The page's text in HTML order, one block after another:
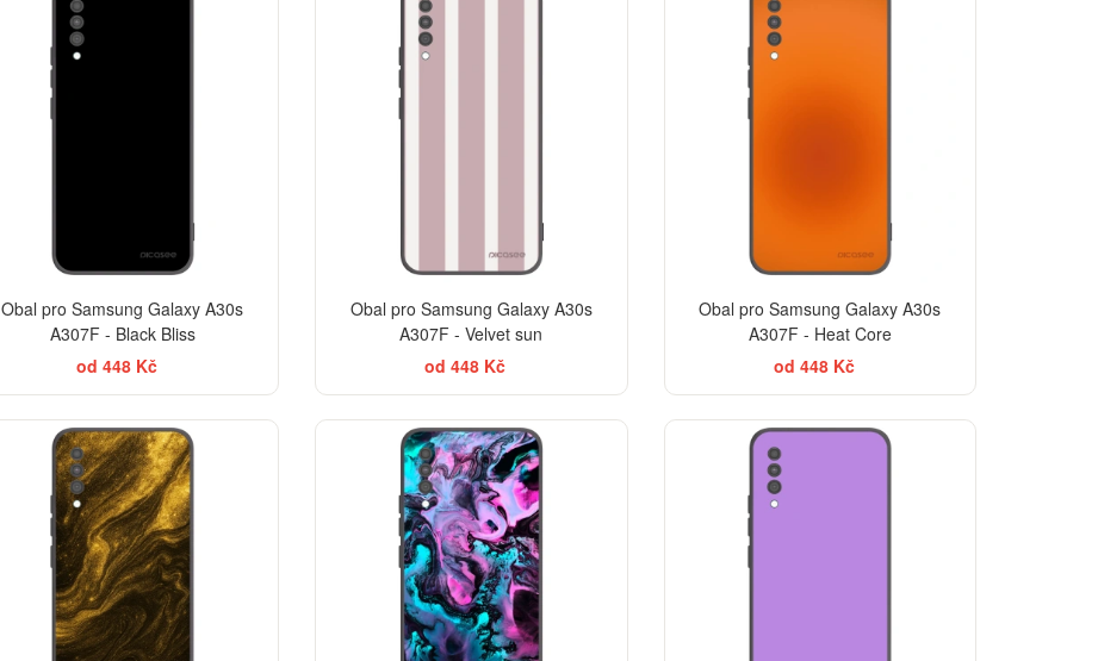
Obal pro Samsung Galaxy A30s
A307F - Black Bliss
od 448 Kč
Obal pro Samsung Galaxy A30s
A307F - Velvet sun
od 448 Kč
Obal pro Samsung Galaxy A30s
A307F - Heat Core
od 448 Kč